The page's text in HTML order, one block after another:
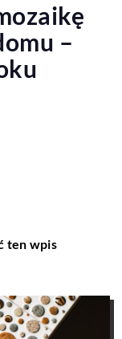
–
ten wpis